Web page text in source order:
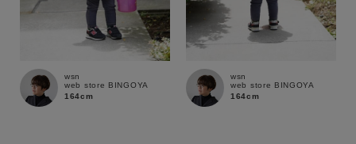
wsn
web store BINGOYA
164cm
wsn
web store BINGOYA
164cm